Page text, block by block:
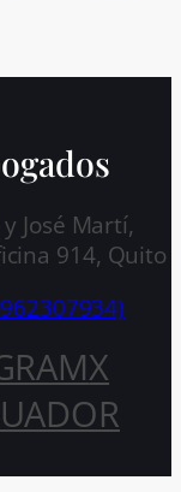
José Martí,
914, Quito
X